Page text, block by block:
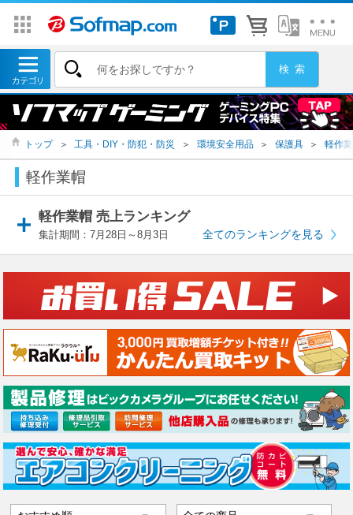
トップ ＞ 工具・DIY・防犯・防災 ＞ 環境安全用品 ＞ 保護具 ＞ 軽作
軽作業帽
軽作業帽 売上ランキング
集計期間：7月28日～8月3日 全てのランキングを見る